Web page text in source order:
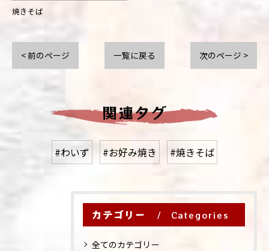
焼きそば
< 前のページ 一覧に戻る 次のページ >
関連タグ
#わいず #お好み焼き #焼きそば
カテゴリー Categories
全てのカテゴリー